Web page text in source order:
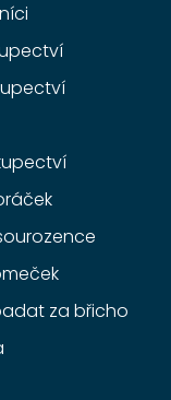
za břicho